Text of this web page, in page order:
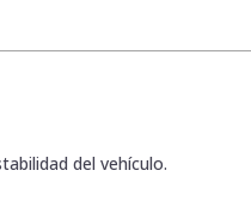
del vehículo.